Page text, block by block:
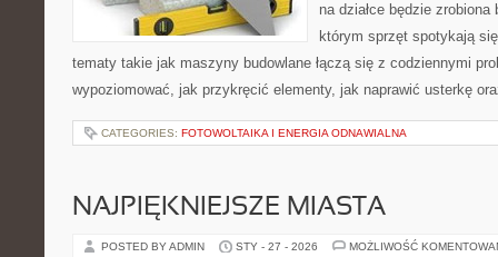
na działce będzie
którym sprzęt spotykają
tematy takie jak maszyny budowlane łączą się z codziennymi
wypoziomować, jak przykręcić elementy, jak naprawić usterkę
CATEGORIES: FOTOWOLTAIKA I ENERGIA ODNAWIALNA
NAJPIĘKNIEJSZE MIASTA
POSTED BY ADMIN STY - 27 - 2026 MOŻLIWOŚĆ